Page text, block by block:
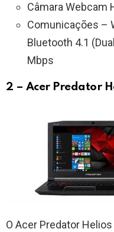
Câmara Webcam
Comunicações –
Bluetooth 4.1
Mbps
2 – Acer Predator
O Acer Predator